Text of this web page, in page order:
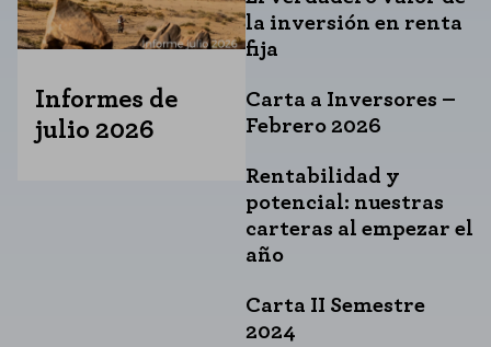
Informes de
julio 2026
la inversión en renta
fija
Carta a Inversores –
Febrero 2026
Rentabilidad y
potencial: nuestras
carteras al empezar el
año
Carta II Semestre
2024